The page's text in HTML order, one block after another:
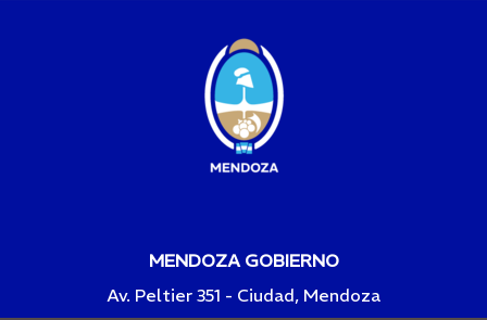
MENDOZA GOBIERNO
Av. Peltier 351 - Ciudad, Mendoza